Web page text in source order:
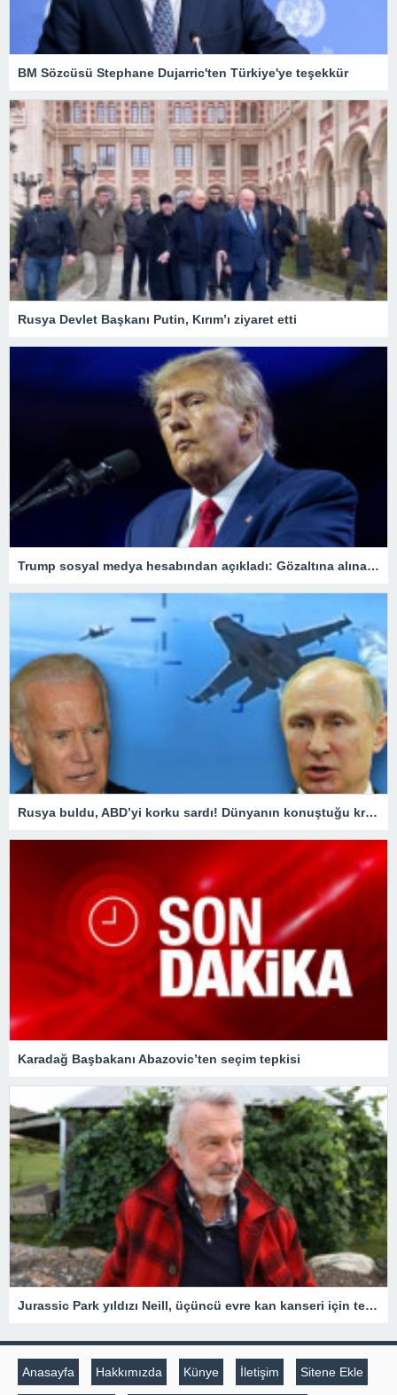
BM Sözcüsü Stephane Dujarric'ten Türkiye'ye teşekkür
Rusya Devlet Başkanı Putin, Kırım’ı ziyaret etti
Trump sosyal medya hesabından açıkladı: Gözaltına alınacağım
Rusya buldu, ABD’yi korku sardı! Dünyanın konuştuğu krizde kilit ülke Türkiye oldu
Karadağ Başbakanı Abazovic’ten seçim tepkisi
Jurassic Park yıldızı Neill, üçüncü evre kan kanseri için tedavi gördüğünü açıkladı
Anasayfa Hakkımızda Künye İletişim Sitene Ekle